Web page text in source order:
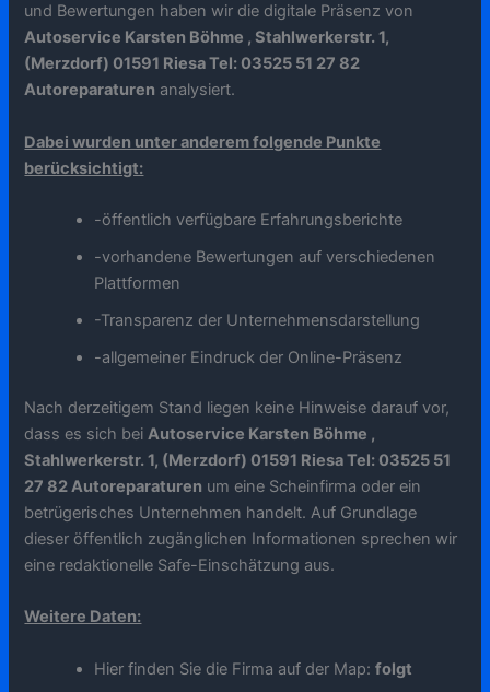
und Bewertungen haben wir die digitale Präsenz von
Autoservice Karsten Böhme , Stahlwerkerstr. 1,
(Merzdorf) 01591 Riesa Tel: 03525 51 27 82
Autoreparaturen analysiert.
Dabei wurden unter anderem folgende Punkte
berücksichtigt:
-öffentlich verfügbare Erfahrungsberichte
-vorhandene Bewertungen auf verschiedenen
Plattformen
-Transparenz der Unternehmensdarstellung
-allgemeiner Eindruck der Online-Präsenz
Nach derzeitigem Stand liegen keine Hinweise darauf vor,
dass es sich beiAutoservice Karsten Böhme ,
Stahlwerkerstr. 1, (Merzdorf) 01591 Riesa Tel: 03525 51
27 82 Autoreparaturen um eine Scheinfirma oder ein
betrügerisches Unternehmen handelt. Auf Grundlage
dieser öffentlich zugänglichen Informationen sprechen wir
eine redaktionelle Safe-Einschätzung aus.
Weitere Daten:
Hier finden Sie die Firma auf der Map:folgt